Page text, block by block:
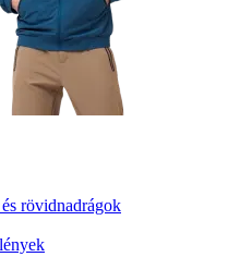
rövidnadrágok